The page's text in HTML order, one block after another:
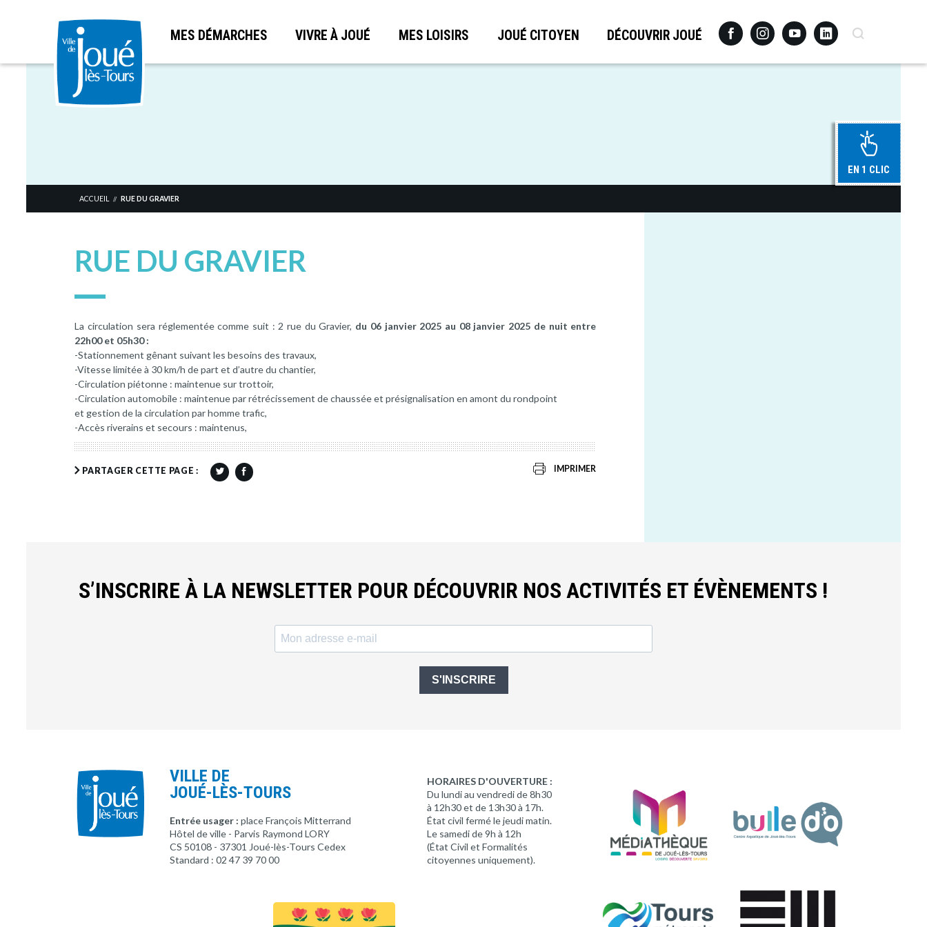
Aller
MES DÉMARCHES VIVRE À JOUÉ MES LOISIRS JOUÉ CITOYEN DÉCOUVRIR JOUÉ FacebookInstagramYoutubeLinkedinRecherche
EN 1 CLIC
ACCUEIL // RUE DU GRAVIER
RUE DU GRAVIER
La circulation sera réglementée comme suit : 2 rue du Gravier, du 06 janvier 2025 au 08 janvier 2025 de nuit entre
22h00 et 05h30 :
-Stationnement gênant suivant les besoins des travaux,
-Vitesse limitée à 30 km/h de part et d’autre du chantier,
-Circulation piétonne : maintenue sur trottoir,
-Circulation automobile : maintenue par rétrécissement de chaussée et présignalisation en amont du rondpoint
et gestion de la circulation par homme trafic,
-Accès riverains et secours : maintenus,
PARTAGER CETTE PAGE : IMPRIMER
S’INSCRIRE À LA NEWSLETTER POUR DÉCOUVRIR NOS ACTIVITÉS ET ÉVÈNEMENTS !
S'INSCRIRE
VILLE DE
JOUÉ-LÈS-TOURS
Entrée usager : place François Mitterrand
Hôtel de ville - Parvis Raymond LORY
CS 50108 - 37301 Joué-lès-Tours Cedex
Standard : 02 47 39 70 00
HORAIRES D'OUVERTURE :
Du lundi au vendredi de 8h30
à 12h30 et de 13h30 à 17h.
État civil fermé le jeudi matin.
Le samedi de 9h à 12h
(État Civil et Formalités
citoyennes uniquement).